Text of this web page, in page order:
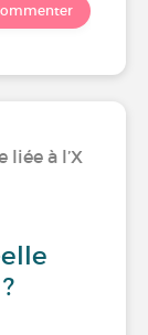
liée à l’X